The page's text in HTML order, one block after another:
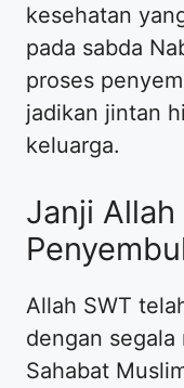
kesehatan
pada sabda
proses
jadikan jintan
keluarga.
Janji
Allah SWT
dengan segala
Sahabat